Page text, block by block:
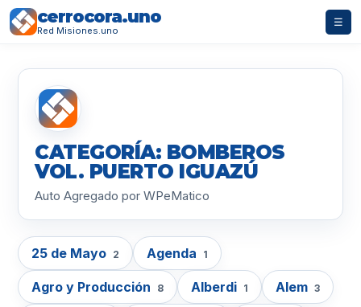
cerrocora.uno
Red Misiones.uno
☰
CATEGORÍA: BOMBEROS
VOL. PUERTO IGUAZÚ
Auto Agregado por WPeMatico
25 de Mayo 2 Agenda 1
Agro y Producción 8 Alberdi 1 Alem 3